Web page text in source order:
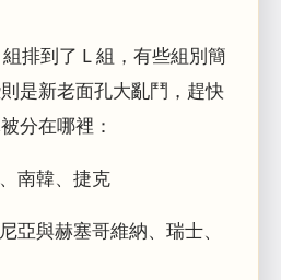
排到了 L 組，有些組別簡
是新老面孔大亂鬥，趕快
分在哪裡：
南韓、捷克
亞與赫塞哥維納、瑞士、